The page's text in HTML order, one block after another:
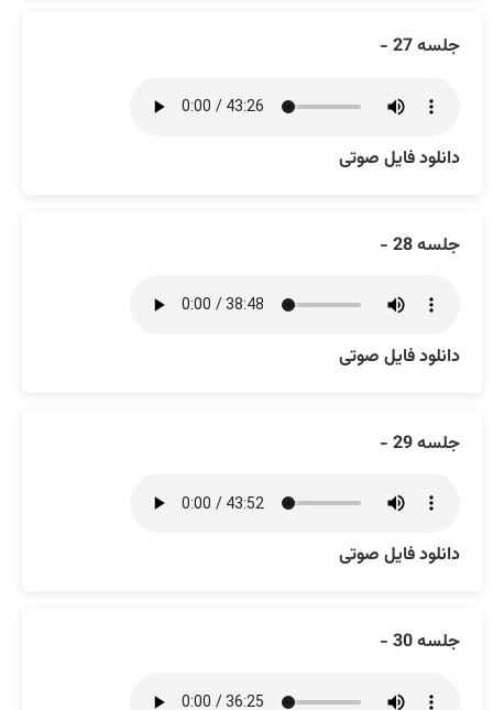
جلسه 27 -
دانلود فایل صوتی
جلسه 28 -
دانلود فایل صوتی
جلسه 29 -
دانلود فایل صوتی
جلسه 30 -